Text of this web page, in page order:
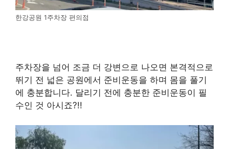
한강공원 1주차장 편의점
주차장을 넘어 조금 더 강변으로 나오면 본격적으로
뛰기 전 넓은 공원에서 준비운동을 하며 몸을 풀기
에 충분합니다. 달리기 전에 충분한 준비운동이 필
수인 것 아시죠?!!